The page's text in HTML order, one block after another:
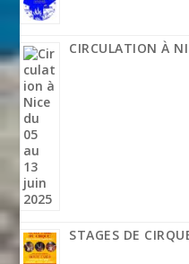
CIRCULATION À
STAGES DE